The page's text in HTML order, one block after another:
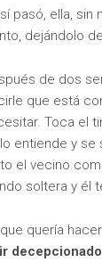
pasó, ella, sin
dejándolo
de dos
que está
Toca el
entiende y se
el vecino
soltera y él
quería
decepcionado